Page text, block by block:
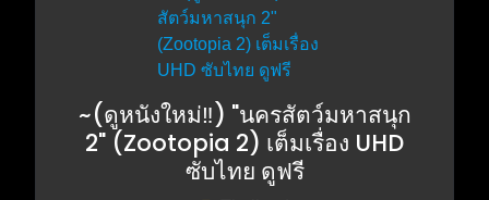
~(ดูหนังใหม่‼️) "นครสัตว์มหาสนุก
2" (Zootopia 2) เต็มเรื่อง UHD
ซับไทย ดูฟรี